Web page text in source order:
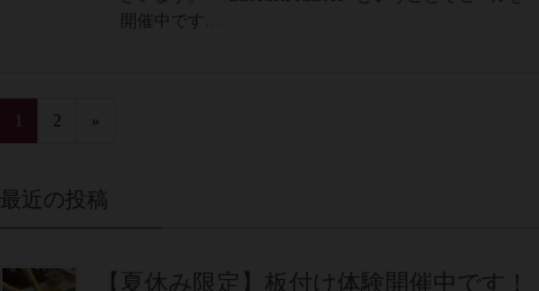
開催中です…
2 »
最近の投稿
【夏休み限定】板付け体験開催中です！